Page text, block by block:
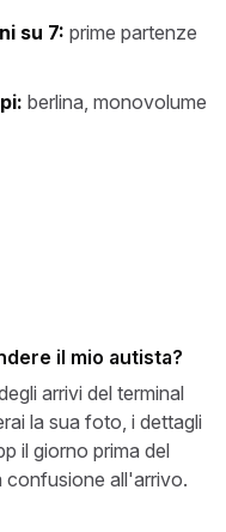
su 7: prime partenze
berlina, monovolume
il mio autista?
arrivi del terminal
la sua foto, i dettagli
il giorno prima del
all'arrivo.